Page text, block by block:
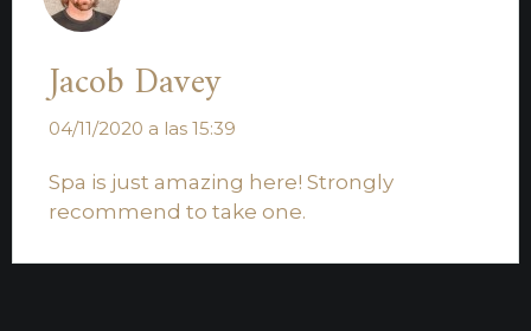
Jacob Davey
04/11/2020 a las 15:39
Spa is just amazing here! Strongly
recommend to take one.